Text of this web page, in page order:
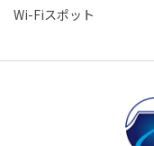
Wi-Fiスポット